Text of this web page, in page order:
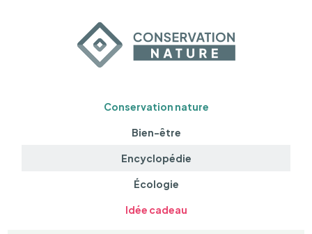
Conservation nature
Bien-être
Encyclopédie
Écologie
Idée cadeau